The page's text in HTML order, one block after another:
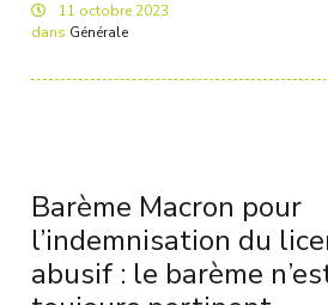
11 octobre 2023
dans Générale
Barème Macron pour
l’indemnisation du
abusif : le barème